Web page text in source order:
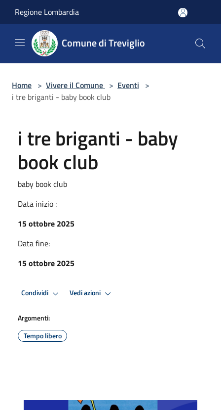
Regione Lombardia
Comune di Treviglio
Home > Vivere il Comune > Eventi >
i tre briganti - baby book club
i tre briganti - baby
book club
baby book club
Data inizio :
15 ottobre 2025
Data fine:
15 ottobre 2025
Condividi Vedi azioni
Argomenti:
Tempo libero